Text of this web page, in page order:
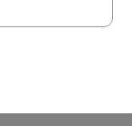
PASTA